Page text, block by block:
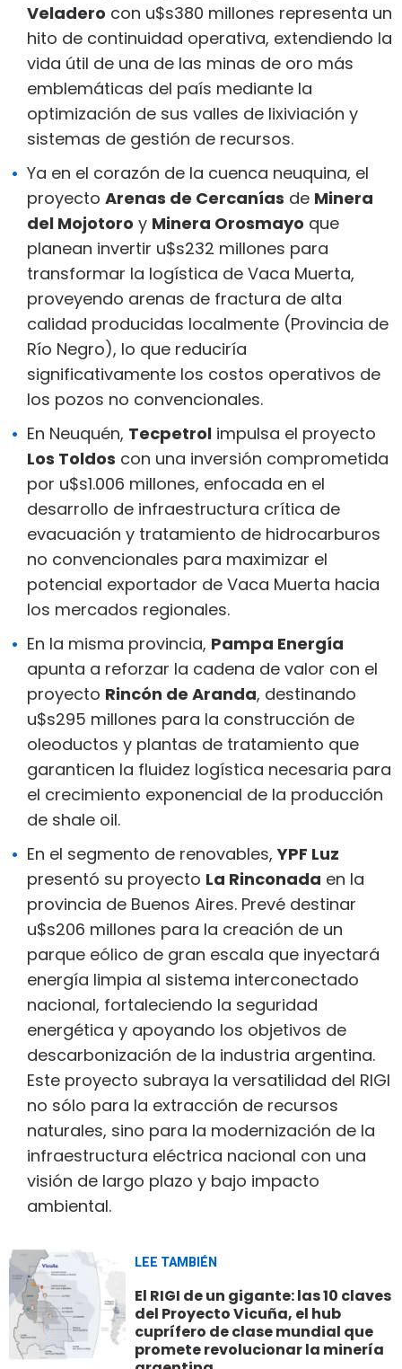
Veladero con u$s380 millones representa un
hito de continuidad operativa, extendiendo la
vida útil de una de las minas de oro más
emblemáticas del país mediante la
optimización de sus valles de lixiviación y
sistemas de gestión de recursos.
Ya en el corazón de la cuenca neuquina, el
proyecto Arenas de Cercanías de Minera
del Mojotoro y Minera Orosmayo que
planean invertir u$s232 millones para
transformar la logística de Vaca Muerta,
proveyendo arenas de fractura de alta
calidad producidas localmente (Provincia de
Río Negro), lo que reduciría
significativamente los costos operativos de
los pozos no convencionales.
En Neuquén, Tecpetrol impulsa el proyecto
Los Toldos con una inversión comprometida
por u$s1.006 millones, enfocada en el
desarrollo de infraestructura crítica de
evacuación y tratamiento de hidrocarburos
no convencionales para maximizar el
potencial exportador de Vaca Muerta hacia
los mercados regionales.
En la misma provincia, Pampa Energía
apunta a reforzar la cadena de valor con el
proyecto Rincón de Aranda, destinando
u$s295 millones para la construcción de
oleoductos y plantas de tratamiento que
garanticen la fluidez logística necesaria para
el crecimiento exponencial de la producción
de shale oil.
En el segmento de renovables,YPF Luz
presentó su proyecto La Rinconada en la
provincia de Buenos Aires. Prevé destinar
u$s206 millones para la creación de un
parque eólico de gran escala que inyectará
energía limpia al sistema interconectado
nacional, fortaleciendo la seguridad
energética y apoyando los objetivos de
descarbonización de la industria argentina.
Este proyecto subraya la versatilidad del RIGI
no sólo para la extracción de recursos
naturales, sino para la modernización de la
infraestructura eléctrica nacional con una
visión de largo plazo y bajo impacto
ambiental.
LEE TAMBIÉN
El RIGI de un gigante: las 10 claves
del Proyecto Vicuña, el hub
cuprífero de clase mundial que
promete revolucionar la minería